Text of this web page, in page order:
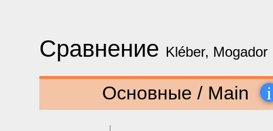
Сравнение Kléber, Mogador
Основные / Main i